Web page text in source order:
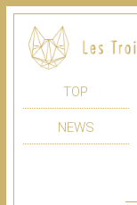
TOP
NEWS